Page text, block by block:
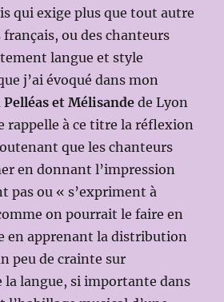
qui exige plus que tout autre
ou des chanteurs
langue et style
j’ai évoqué dans mon
Pelléas et Mélisande de Lyon
rappelle à ce titre la réflexion
que les chanteurs
en donnant l’impression
pas ou « s’expriment à
on pourrait le faire en
en apprenant la distribution
peu de crainte sur
langue, si importante dans